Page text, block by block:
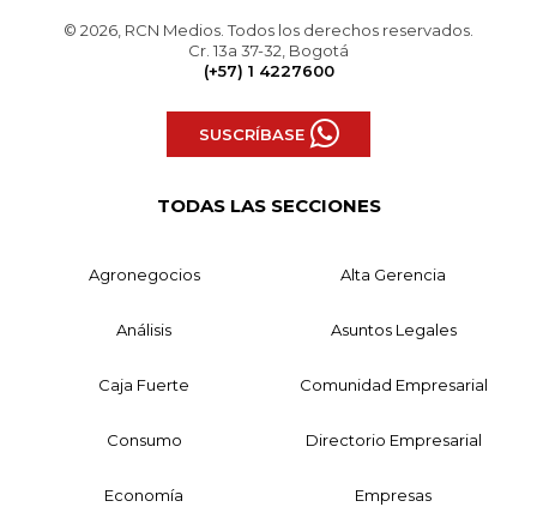
© 2026, RCN Medios. Todos los derechos reservados.
Cr. 13a 37-32, Bogotá
(+57) 1 4227600
SUSCRÍBASE
TODAS LAS SECCIONES
Agronegocios Alta Gerencia
Análisis Asuntos Legales
Caja Fuerte Comunidad Empresarial
Consumo Directorio Empresarial
Economía Empresas